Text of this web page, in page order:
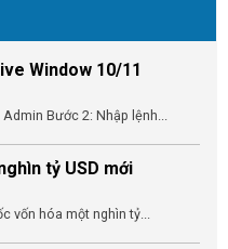
Window 10/11
Bước 2: Nhập lệnh...
tỷ USD mới
vốn hóa một nghìn tỷ...